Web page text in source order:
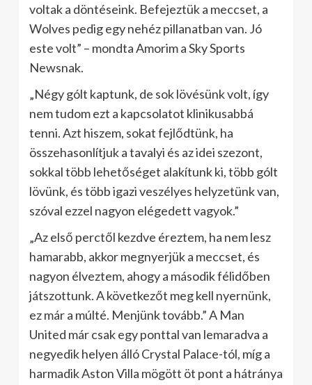
voltak a döntéseink. Befejeztük a meccset, a
Wolves pedig egy nehéz pillanatban van. Jó
este volt” – mondta Amorim a Sky Sports
Newsnak.
„Négy gólt kaptunk, de sok lövésünk volt, így
nem tudom ezt a kapcsolatot klinikusabbá
tenni. Azt hiszem, sokat fejlődtünk, ha
összehasonlítjuk a tavalyi és az idei szezont,
sokkal több lehetőséget alakítunk ki, több gólt
lövünk, és több igazi veszélyes helyzetünk van,
szóval ezzel nagyon elégedett vagyok.”
„Az első perctől kezdve éreztem, ha nem lesz
hamarabb, akkor megnyerjük a meccset, és
nagyon élveztem, ahogy a második félidőben
játszottunk. A következőt meg kell nyernünk,
ez már a múlté. Menjünk tovább.” A Man
United már csak egy ponttal van lemaradva a
negyedik helyen álló Crystal Palace-tól, míg a
harmadik Aston Villa mögött öt pont a hátránya